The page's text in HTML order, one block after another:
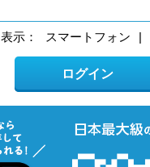
表示： スマートフォン |
ログイン